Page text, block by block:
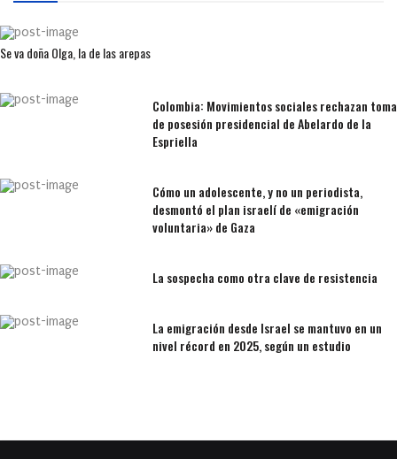
Se va doña Olga, la de las arepas
Colombia: Movimientos sociales rechazan toma
de posesión presidencial de Abelardo de la
Espriella
Cómo un adolescente, y no un periodista,
desmontó el plan israelí de «emigración
voluntaria» de Gaza
La sospecha como otra clave de resistencia
La emigración desde Israel se mantuvo en un
nivel récord en 2025, según un estudio